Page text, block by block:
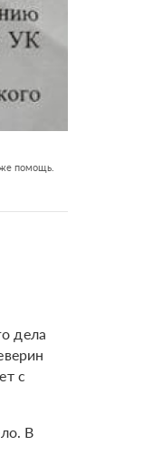
помощь.
дела
с
В